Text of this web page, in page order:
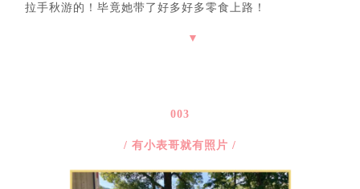
拉手秋游的！毕竟她带了好多好多零食上路！
▼
003
/ 有小表哥就有照片 /